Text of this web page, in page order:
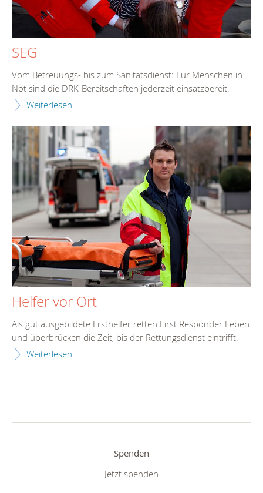
SEG
Vom Betreuungs- bis zum Sanitätsdienst: Für Menschen in
Not sind die DRK-Bereitschaften jederzeit einsatzbereit.
Weiterlesen
Helfer vor Ort
Als gut ausgebildete Ersthelfer retten First Responder Leben
und überbrücken die Zeit, bis der Rettungsdienst eintrifft.
Weiterlesen
Spenden
Jetzt spenden